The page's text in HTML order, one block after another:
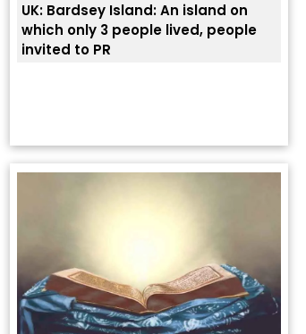
UK: Bardsey Island: An island on
which only 3 people lived, people
invited to PR